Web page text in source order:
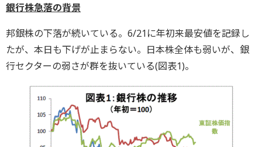
銀行株急落の背景
邦銀株の下落が続いている。6/21に年初来最安値を記録し
たが、本日も下げが止まらない。日本株全体も弱いが、銀
行セクターの弱さが群を抜いている(図表1)。